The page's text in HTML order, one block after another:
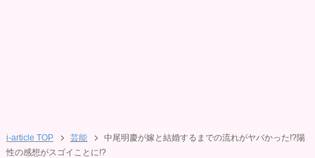
i-article TOP 芸能
中尾明慶が嫁と結婚するまでの流れがヤバかった!?陽
性の感想がスゴイことに!?